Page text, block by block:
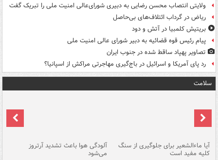
ولایتی انتصاب محسن رضایی به دبیری شورای‌عالی امنیت ملی را تبریک گفت
ریاض در گرداب ائتلاف‌های بی‌حاصل
بریتیش کلمبیا در آتش و دود
پیام رئیس قوه قضائیه به دبیر شورای عالی امنیت ملی
تصاویر پهپاد ساقط شده در جنوب ایران
رد پای آمریکا و اسرائیل در باج‌گیری مهاجرتی مراکش از اسپانیا؟
سلامت
آیا ماءالشعیر برای جلوگیری از سنگ
کلیه مفید است
آلودگی هوا باعث تشدید آرتروز
می‌شود